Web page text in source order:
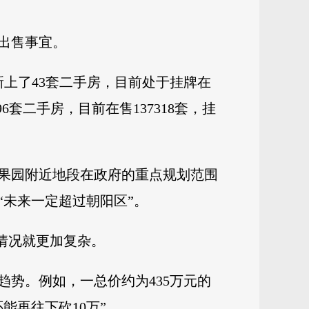
售事宜。
了43套二手房，目前处于挂牌在
套二手房，目前在售137318套，挂
园附近地段在政府的重点规划范围
来一定超过朝阳区”。
就更加复杂。
势。例如，一总价约为435万元的